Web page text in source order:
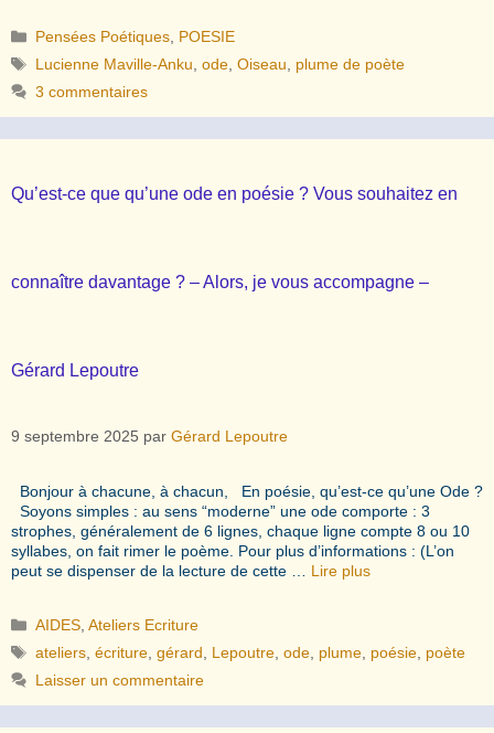
Catégories
Pensées Poétiques POESIE
Étiquettes
Lucienne Maville-Anku ,ode ,Oiseau
plume de poète
3 commentaires
Qu’est-ce que qu’une ode en poésie ? Vous souhaitez en
connaître davantage ? – Alors, je vous accompagne –
Gérard Lepoutre
9 septembre 2025 par Gérard Lepoutre
Bonjour à chacune, à chacun, En poésie, qu’est-ce qu’une Ode ?
Soyons simples : au sens “moderne” une ode comporte : 3
strophes, généralement de 6 lignes, chaque ligne compte 8 ou 10
syllabes, on fait rimer le poème. Pour plus d’informations : (L’on
peut se dispenser de la lecture de cette … Lire plus
Catégories
AIDES ,Ateliers Ecriture
Étiquettes
ateliers ,écriture ,gérard Lepoutre ,ode plume poésie poète
Laisser un commentaire